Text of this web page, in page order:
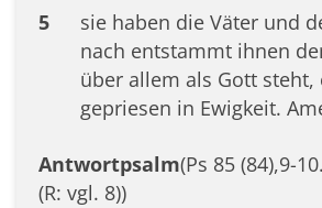
5
sie haben die Väter und
nach entstammt ihnen
über allem als Gott steht,
gepriesen in Ewigkeit.
Antwortpsalm(Ps 85 (84),9-
(R: vgl. 8))